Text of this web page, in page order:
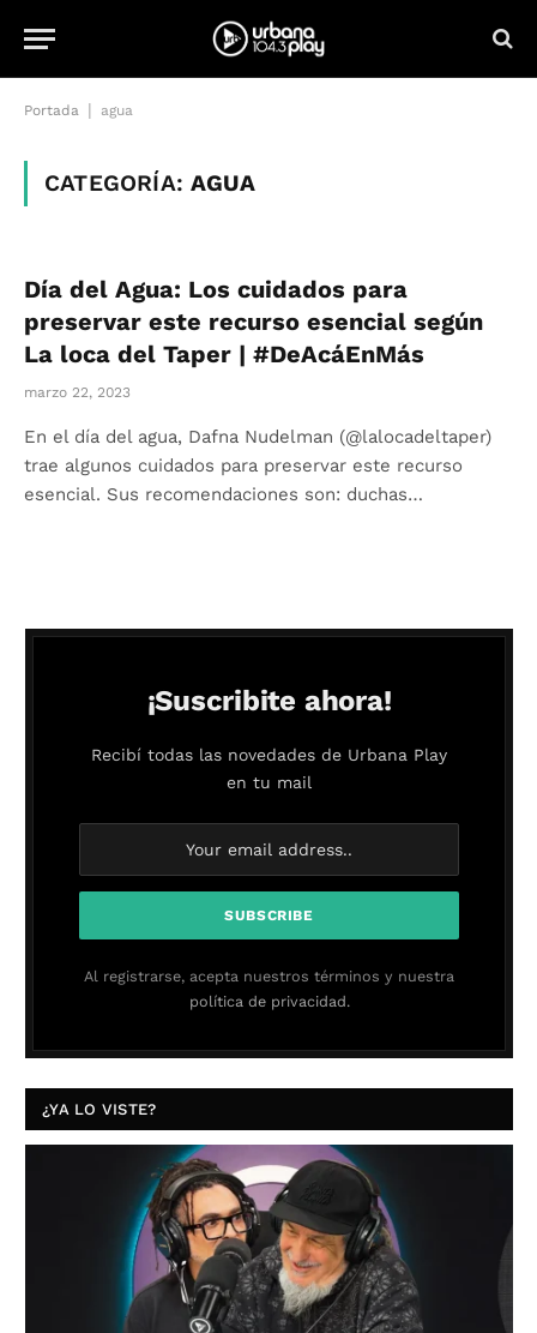
Portada agua
CATEGORÍA:AGUA
Día del Agua: Los cuidados para
preservar este recurso esencial según
La loca del Taper | #DeAcáEnMás
marzo 22, 2023
En el día del agua, Dafna Nudelman (@lalocadeltaper)
trae algunos cuidados para preservar este recurso
esencial. Sus recomendaciones son: duchas…
¡Suscribite ahora!
Recibí todas las novedades de Urbana Play
en tu mail
Al registrarse, acepta nuestros términos y nuestra
política de privacidad.
¿YA LO VISTE?